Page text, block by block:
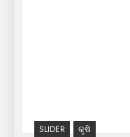
SLIDER
କୃଷି